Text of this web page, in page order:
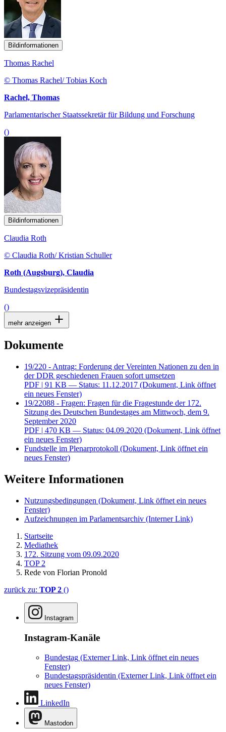
Bildinformationen
Thomas Rachel
© Thomas Rachel/ Tobias Koch
Rachel, Thomas
Parlamentarischer Staatssekretär für Bildung und Forschung
()
Bildinformationen
Claudia Roth
© Claudia Roth/ Kristian Schuller
Roth (Augsburg), Claudia
Bundestagsvizepräsidentin
()
mehr anzeigen
Dokumente
19/220 - Antrag: Forderung der Vereinten Nationen zu den in
der DDR geschiedenen Frauen sofort umsetzen
PDF | 91 KB — Status: 11.12.2017 (Dokument, Link öffnet
ein neues Fenster)
19/22088 - Fragen: Fragen für die Fragestunde der 172.
Sitzung des Deutschen Bundestages am Mittwoch, dem 9.
September 2020
PDF | 470 KB — Status: 04.09.2020 (Dokument, Link öffnet
ein neues Fenster)
Fundstelle im Plenarprotokoll (Dokument, Link öffnet ein
neues Fenster)
Weitere Informationen
Nutzungsbedingungen (Dokument, Link öffnet ein neues
Fenster)
Aufzeichnungen im Parlamentsarchiv (Interner Link)
Startseite
Mediathek
172. Sitzung vom 09.09.2020
TOP 2
Rede von Florian Pronold
zurück zu: TOP 2 ()
Instagram
Instagram-Kanäle
Bundestag (Externer Link, Link öffnet ein neues
Fenster)
Bundestagspräsidentin (Externer Link, Link öffnet ein
neues Fenster)
LinkedIn
Mastodon